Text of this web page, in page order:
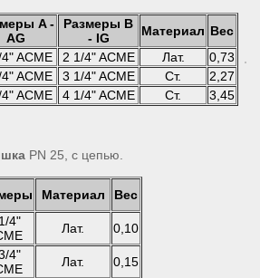
A -
AG
Размеры B
- IG
Материал Вес
ACME 2 1/4" ACME Лат.
0,73
ACME 3 1/4" ACME Ст.
2,27
ACME 4 1/4" ACME Ст. 3,45
PN 25, с цепью.
Материал Вес
4"
Лат. 0,10
4"
Лат. 0,15